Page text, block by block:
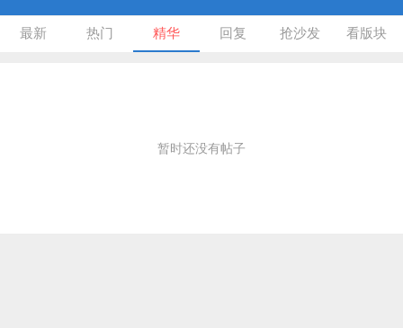
最新 热门 精华 回复 抢沙发 看版块
暂时还没有帖子